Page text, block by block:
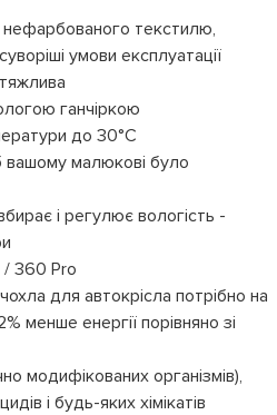
нефарбованого текстилю,
умови експлуатації
ганчіркою
до 30°C
малюкові було
і регулює вологість -
/ 360 Pro
для автокрісла потрібно на
менше енергії порівняно зі
модифікованих організмів),
і будь-яких хімікатів